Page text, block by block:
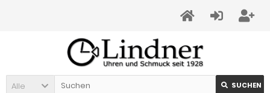
Alle SUCHEN